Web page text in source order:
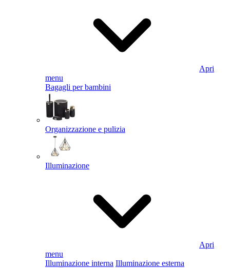
Apri
menu
Bagagli per bambini
Organizzazione e pulizia
Illuminazione
Apri
menu
Illuminazione interna Illuminazione esterna